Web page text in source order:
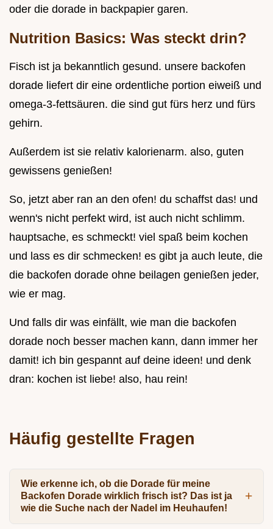
oder die dorade in backpapier garen.
Nutrition Basics: Was steckt drin?
Fisch ist ja bekanntlich gesund. unsere backofen
dorade liefert dir eine ordentliche portion eiweiß und
omega-3-fettsäuren. die sind gut fürs herz und fürs
gehirn.
Außerdem ist sie relativ kalorienarm. also, guten
gewissens genießen!
So, jetzt aber ran an den ofen! du schaffst das! und
wenn's nicht perfekt wird, ist auch nicht schlimm.
hauptsache, es schmeckt! viel spaß beim kochen
und lass es dir schmecken! es gibt ja auch leute, die
die backofen dorade ohne beilagen genießen jeder,
wie er mag.
Und falls dir was einfällt, wie man die backofen
dorade noch besser machen kann, dann immer her
damit! ich bin gespannt auf deine ideen! und denk
dran: kochen ist liebe! also, hau rein!
Häufig gestellte Fragen
Wie erkenne ich, ob die Dorade für meine
Backofen Dorade wirklich frisch ist? Das ist ja
wie die Suche nach der Nadel im Heuhaufen!